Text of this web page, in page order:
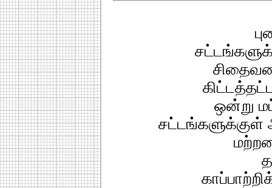
ஒன்று
சட்டங்களுக்குள்